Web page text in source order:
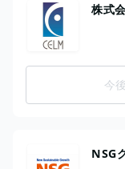
株式
今
NSG